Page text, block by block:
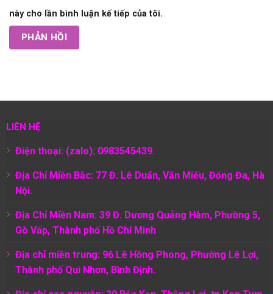
này cho lần bình luận kế tiếp của tôi.
LIÊN HỆ
Điện thoại: (zalo): 0983545439.
Địa Chỉ Miền Bắc: 77 Đ. Lê Duẩn, Văn Miếu, Đống Đa, Hà
Nội.
Địa Chỉ Miền Nam: 39 Đ. Dương Quảng Hàm, Phường 5,
Gò Vấp, Thành phố Hồ Chí Minh
Địa chỉ miền trung: 96 Lê Hồng Phong, Phường Lê Lợi,
Thành phố Qui Nhơn, Bình Định.